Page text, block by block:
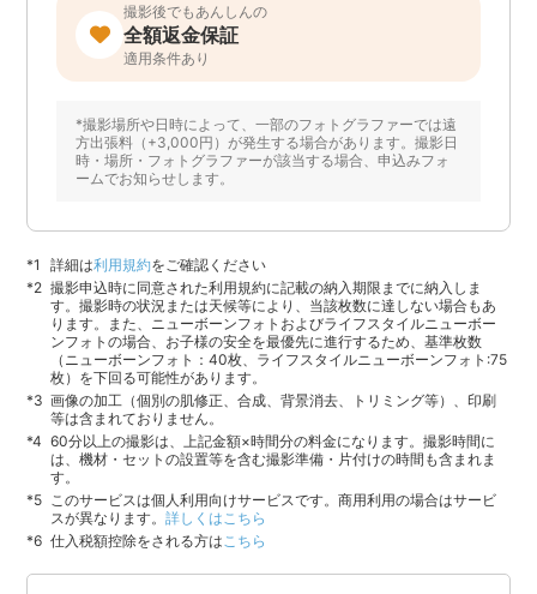
撮影後でもあんしんの
全額返金保証
適用条件あり
*撮影場所や日時によって、一部のフォトグラファーでは遠
方出張料（+3,000円）が発生する場合があります。撮影日
時・場所・フォトグラファーが該当する場合、申込みフォ
ームでお知らせします。
詳細は利用規約をご確認ください
撮影申込時に同意された利用規約に記載の納入期限までに納入しま
す。撮影時の状況または天候等により、当該枚数に達しない場合もあ
ります。また、ニューボーンフォトおよびライフスタイルニューボー
ンフォトの場合、お子様の安全を最優先に進行するため、基準枚数
（ニューボーンフォト：40枚、ライフスタイルニューボーンフォト:75
枚）を下回る可能性があります。
画像の加工（個別の肌修正、合成、背景消去、トリミング等）、印刷
等は含まれておりません。
60分以上の撮影は、上記金額×時間分の料金になります。撮影時間に
は、機材・セットの設置等を含む撮影準備・片付けの時間も含まれま
す。
このサービスは個人利用向けサービスです。商用利用の場合はサービ
スが異なります。詳しくはこちら
仕入税額控除をされる方は こちら